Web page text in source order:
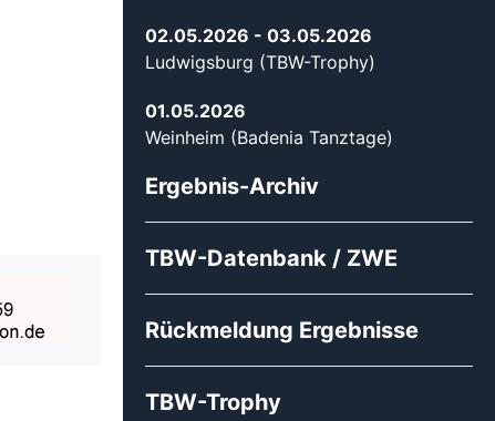
02.05.2026 - 03.05.2026
Ludwigsburg (TBW-Trophy)
01.05.2026
Weinheim (Badenia Tanztage)
Ergebnis-Archiv
TBW-Datenbank / ZWE
Rückmeldung Ergebnisse
TBW-Trophy